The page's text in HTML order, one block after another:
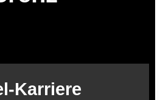
Karriere